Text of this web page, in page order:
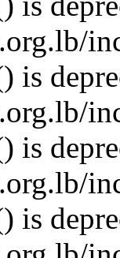
is
is
is